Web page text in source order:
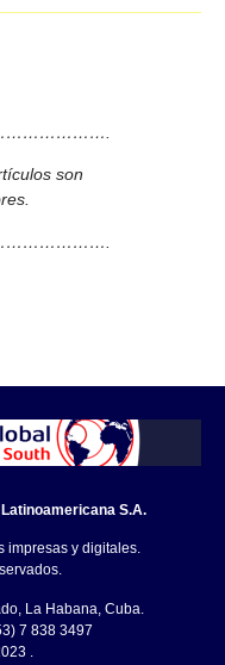
son
S.A.
impresas y digitales.
La Habana, Cuba.
7 838 3497
.